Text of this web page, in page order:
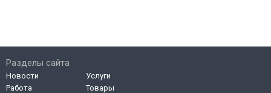
Разделы сайта
Новости
Работа
Услуги
Товары